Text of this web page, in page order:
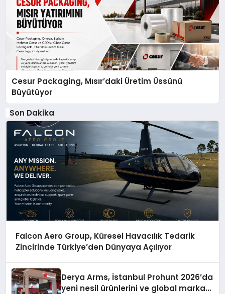
Cesur Packaging, Mısır’daki Üretim Üssünü
Büyütüyor
Son Dakika
Falcon Aero Group, Küresel Havacılık Tedarik
Zincirinde Türkiye’den Dünyaya Açılıyor
Derya Arms, İstanbul Prohunt 2026’da
yeni nesil ürünlerini ve global marka